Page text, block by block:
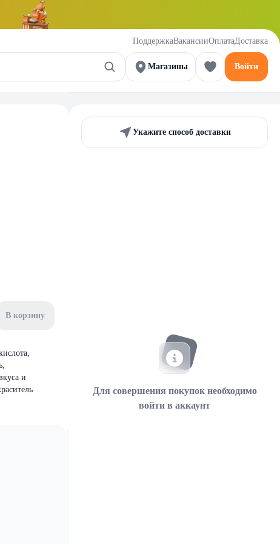
ПоддержкаВакансииОплатаДоставка
Магазины Войти
В корзину
и
Укажите способ доставки
Для совершения покупок необходимо
войти в аккаунт